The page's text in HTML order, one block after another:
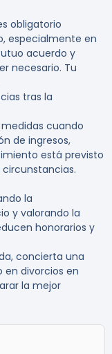
obligatorio
especialmente en
acuerdo y
necesario. Tu
tras la
cuando
de ingresos,
está previsto
la
y valorando la
honorarios y
concierta una
en divorcios en
la mejor